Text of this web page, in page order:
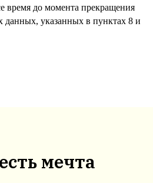
время до момента прекращения
данных, указанных в пунктах 8 и
мечта